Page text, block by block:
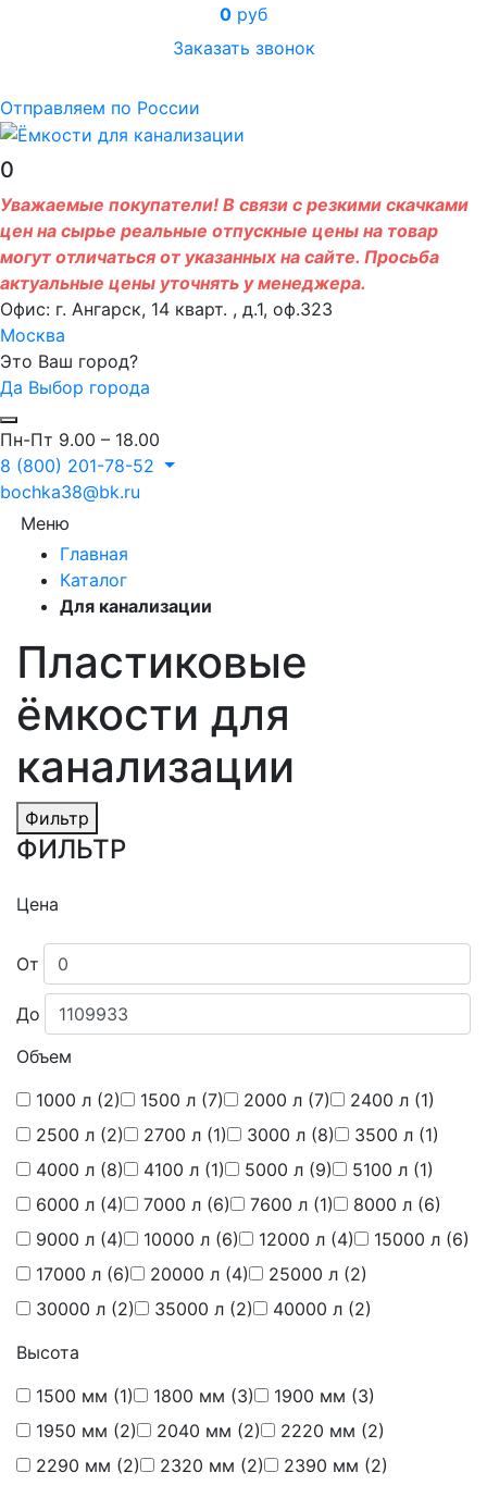
0 руб
Заказать звонок
Отправляем по России
0
Уважаемые покупатели! В связи с резкими скачками
цен на сырье реальные отпускные цены на товар
могут отличаться от указанных на сайте. Просьба
актуальные цены уточнять у менеджера.
Офис: г. Ангарск, 14 кварт. , д.1, оф.323
Москва
Это Ваш город?
Да Выбор города
Пн-Пт 9.00 – 18.00
8 (800) 201-78-52
bochka38@bk.ru
Меню
Главная
Каталог
Для канализации
Пластиковые
ёмкости для
канализации
Фильтр
ФИЛЬТР
Цена
От
До
Объем
1000 л (2) 1500 л (7) 2000 л (7) 2400 л (1)
2500 л (2) 2700 л (1) 3000 л (8) 3500 л (1)
4000 л (8) 4100 л (1) 5000 л (9) 5100 л (1)
6000 л (4) 7000 л (6) 7600 л (1) 8000 л (6)
9000 л (4) 10000 л (6) 12000 л (4) 15000 л (6)
17000 л (6) 20000 л (4) 25000 л (2)
30000 л (2) 35000 л (2) 40000 л (2)
Высота
1500 мм (1) 1800 мм (3) 1900 мм (3)
1950 мм (2) 2040 мм (2) 2220 мм (2)
2290 мм (2) 2320 мм (2) 2390 мм (2)